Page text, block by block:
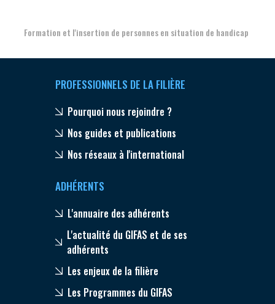
Formation et l'insertion de personnes en situation de handicap
PROFESSIONNELS DE LA FILIÈRE
Pourquoi nous rejoindre ?
Nos guides et publications
Nos réseaux à l'international
ADHÉRENTS
L'annuaire des adhérents
L'actualité du GIFAS et de ses
adhérents
Les enjeux de la filière
Les Programmes du GIFAS